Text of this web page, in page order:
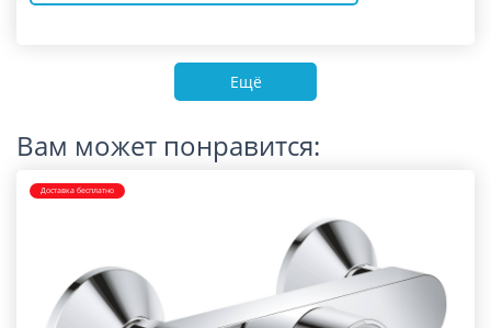
Ещё
Вам может понравится:
Доставка бесплатно